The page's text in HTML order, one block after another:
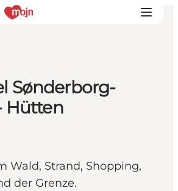
Reise
Sønderborg-
Hütten
Wald, Strand, Shopping,
der Grenze.